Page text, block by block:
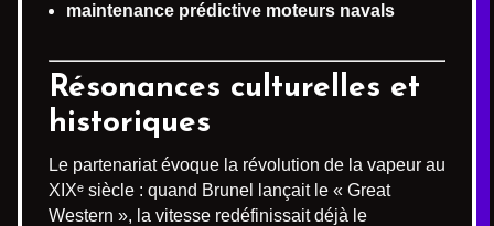
maintenance prédictive moteurs navals
Résonances culturelles et
historiques
Le partenariat évoque la révolution de la vapeur au
XIXᵉ siècle : quand Brunel lançait le « Great
Western », la vitesse redéfinissait déjà le